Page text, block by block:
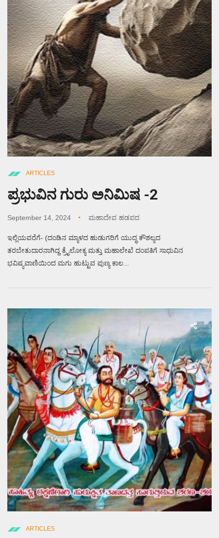
ARTICLES
ಪ್ರಭುವಿನ ಗುರು ಅನಿಮಿಷ -2
September 14, 2024 ಮಹಾದೇವ ಹಡಪದ
ಇಲ್ಲಿಯವರೆಗೆ- (ದಂಡಿನ ಮ್ಯಾಳದ ಹುಡುಗರಿಗೆ ಯುದ್ಧ ಕೌಶಲ್ಯದ
ತರಬೇತುದಾರನಾಗಿದ್ದ ತ್ರೈಲೋಕ್ಯ ಮತ್ತು ಮಹಾಲೇಖೆ ದಂಪತಿಗೆ ಸಾಧುವಿನ
ಭವಿಷ್ಯವಾಣಿಯಿಂದ ಮಗು ಹುಟ್ಟುವ ಪುಣ್ಯ ಕಾಲ...
ARTICLES